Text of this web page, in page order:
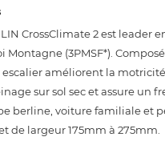
CrossClimate 2 est
Montagne (3PMSF*).
escalier améliorent la
sur sol sec et assure un
berline, voiture familiale et
de largeur 175mm à 275mm.